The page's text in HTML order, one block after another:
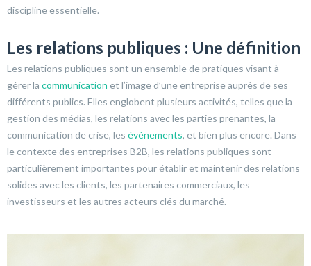
discipline essentielle.
Les relations publiques : Une définition
Les relations publiques sont un ensemble de pratiques visant à
gérer la communication et l’image d’une entreprise auprès de ses
différents publics. Elles englobent plusieurs activités, telles que la
gestion des médias, les relations avec les parties prenantes, la
communication de crise, les événements, et bien plus encore. Dans
le contexte des entreprises B2B, les relations publiques sont
particulièrement importantes pour établir et maintenir des relations
solides avec les clients, les partenaires commerciaux, les
investisseurs et les autres acteurs clés du marché.